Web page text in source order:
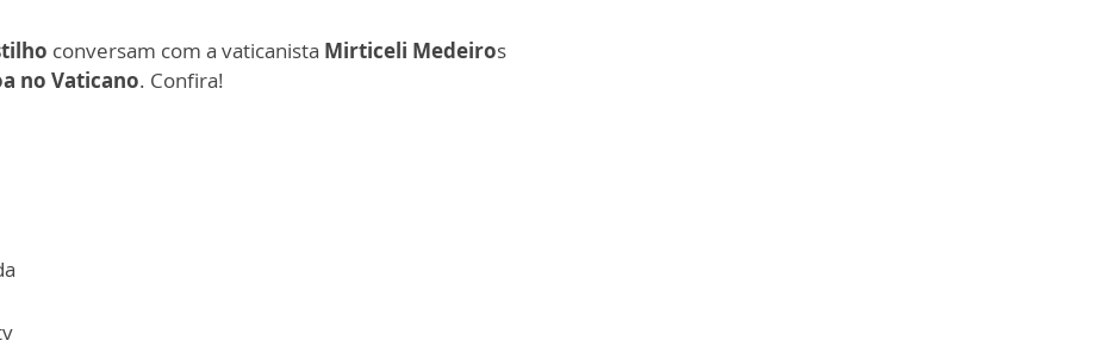
conversam com a vaticanista Mirticeli Medeiros
no Vaticano. Confira!